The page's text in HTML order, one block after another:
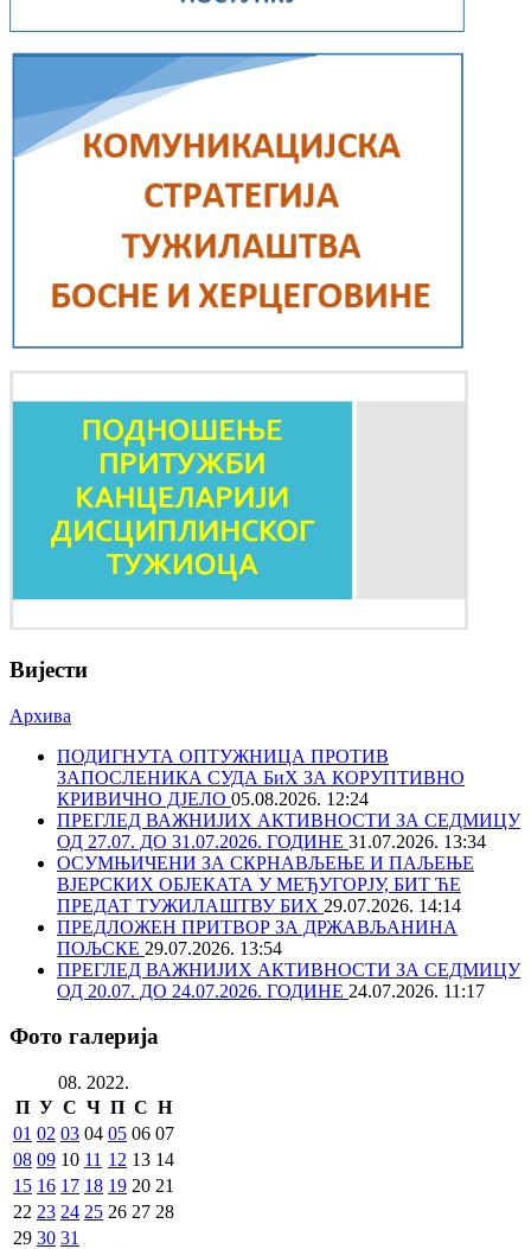
Вијести
Архива
ПОДИГНУТА ОПТУЖНИЦА ПРОТИВ
ЗАПОСЛЕНИКА СУДА БиХ ЗА КОРУПТИВНО
КРИВИЧНО ДЈЕЛО 05.08.2026. 12:24
ПРЕГЛЕД ВАЖНИЈИХ АКТИВНОСТИ ЗА СЕДМИЦУ
ОД 27.07. ДО 31.07.2026. ГОДИНЕ 31.07.2026. 13:34
ОСУМЊИЧЕНИ ЗА СКРНАВЉЕЊЕ И ПАЉЕЊЕ
ВЈЕРСКИХ ОБЈЕКАТА У МЕЂУГОРЈУ, БИТ ЋЕ
ПРЕДАТ ТУЖИЛАШТВУ БИХ 29.07.2026. 14:14
ПРЕДЛОЖЕН ПРИТВОР ЗА ДРЖАВЉАНИНА
ПОЉСКЕ 29.07.2026. 13:54
ПРЕГЛЕД ВАЖНИЈИХ АКТИВНОСТИ ЗА СЕДМИЦУ
ОД 20.07. ДО 24.07.2026. ГОДИНЕ 24.07.2026. 11:17
Фото галерија
08. 2022.
П У С Ч П С Н
01 02 03 04 05 06 07
08 09 10 11 12 13 14
15 16 17 18 19 20 21
22 23 24 25 26 27 28
29 30 31